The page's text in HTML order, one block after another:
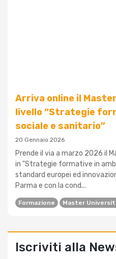
Arriva online il
livello “Strategie
sociale e sanitario”
20 Gennaio 2026
Prende il via a marzo 2026 il
in "Strategie formative in
standard europei ed
Parma e con la cond...
Formazione Master
Iscriviti alla